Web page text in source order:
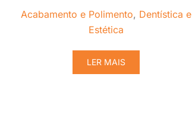
Acabamento e Polimento, Dentística e
Estética
LER MAIS